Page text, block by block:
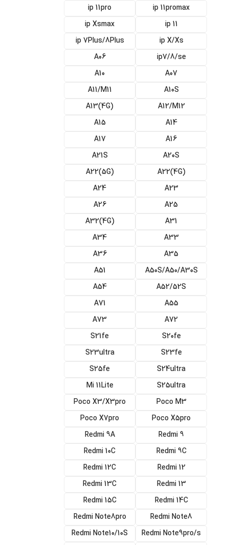
ip 11promax
ip 11pro
ip 11
ip Xsmax
ip X/Xs
ip 7Plus/8Plus
ip7/8/se
A06
A07
A10
A10S
A11/M11
A12/M12
(A13(4G
A14
A15
A16
A17
A20S
A21S
(4G)A22
(A22(5G
A23
A24
A25
A26
A31
(A32(4G
A33
A34
A35
A36
A50S/A50/A30S
A51
A52/52S
A54
A55
A71
A72
A73
S20fe
S21fe
S23fe
S23ultra
S24ultra
S25fe
S25ultra
Mi 11Lite
Poco M3
Poco X3/X3pro
Poco X5pro
Poco X7pro
Redmi 9
Redmi 9A
Redmi 9C
Redmi 10C
Redmi 12
Redmi 12C
Redmi 13
Redmi 13C
Redmi 14C
Redmi 15C
Redmi Note8
Redmi Note8pro
Redmi Note9pro/s
Redmi Note10/10S